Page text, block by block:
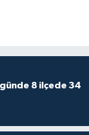
8 ilçede 34